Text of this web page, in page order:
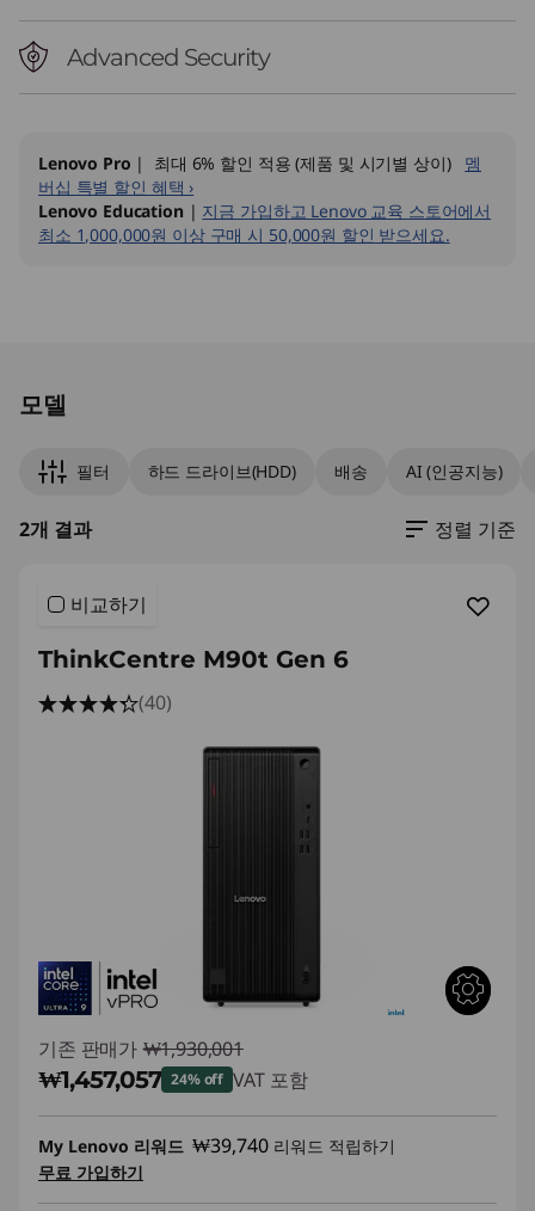
Advanced Security
Lenovo Pro | 최대 6% 할인 적용 (제품 및 시기별 상이) 멤
버십 특별 할인 혜택 ›
Lenovo Education | 지금 가입하고 Lenovo 교육 스토어에서
최소 1,000,000원 이상 구매 시 50,000원 할인 받으세요.
모델
필터 하드 드라이브(HDD) 배송 AI (인공지능)
2개 결과 정렬 기준
비교하기
ThinkCentre M90t Gen 6
(40)
기존 판매가 ₩1,930,001
₩1,457,057 24% off VAT 포함
즉시 할인: :-₩472,944
My Lenovo 리워드 ₩39,740 리워드 적립하기
무료 가입하기